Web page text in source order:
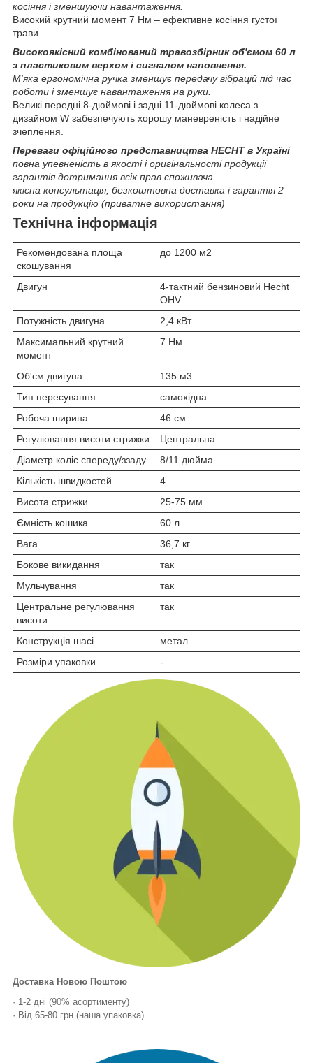
косіння і зменшуючи навантаження.
Високий крутний момент 7 Нм – ефективне косіння густої
трави.
Високоякісний комбінований травозбірник об'ємом 60 л
з пластиковим верхом і сигналом наповнення.
М'яка ергономічна ручка зменшує передачу вібрацій під час
роботи і зменшує навантаження на руки.
Великі передні 8-дюймові і задні 11-дюймові колеса з
дизайном W забезпечують хорошу маневреність і надійне
зчеплення.
Переваги офіційного представництва HECHT в Україні
повна упевненість в якості і оригінальності продукції
гарантія дотримання всіх прав споживача
якісна консультація, безкоштовна доставка і гарантія 2
роки на продукцію (приватне використання)
Технічна інформація
Рекомендована площа
скошування
до 1200 м2
Двигун
4-тактний бензиновий Hecht
OHV
Потужність двигуна
2,4 кВт
Максимальний крутний
момент
7 Нм
Об'єм двигуна
135 м3
Тип пересування
самохідна
Робоча ширина
46 см
Регулювання висоти стрижки
Центральна
Діаметр коліс спереду/ззаду
8/11 дюйма
Кількість швидкостей
4
Висота стрижки
25-75 мм
Ємність кошика
60 л
Вага
36,7 кг
Бокове викидання
так
Мульчування
так
Центральне регулювання
висоти
так
Конструкція шасі
метал
Розміри упаковки
-
Доставка Новою Поштою
· 1-2 дні (90% асортименту)
· Від 65-80 грн (наша упаковка)